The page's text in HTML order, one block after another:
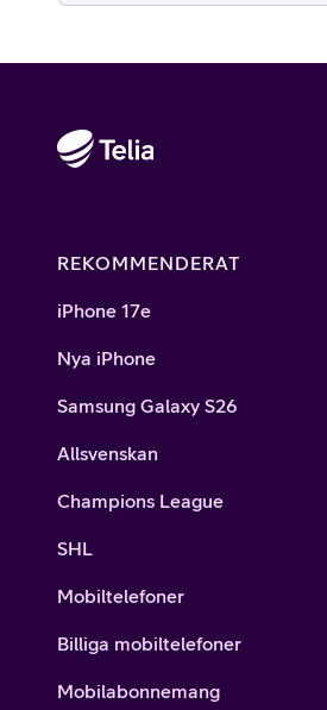
REKOMMENDERAT
iPhone 17e
Nya iPhone
Samsung Galaxy S26
Allsvenskan
Champions League
SHL
Mobiltelefoner
Billiga mobiltelefoner
Mobilabonnemang